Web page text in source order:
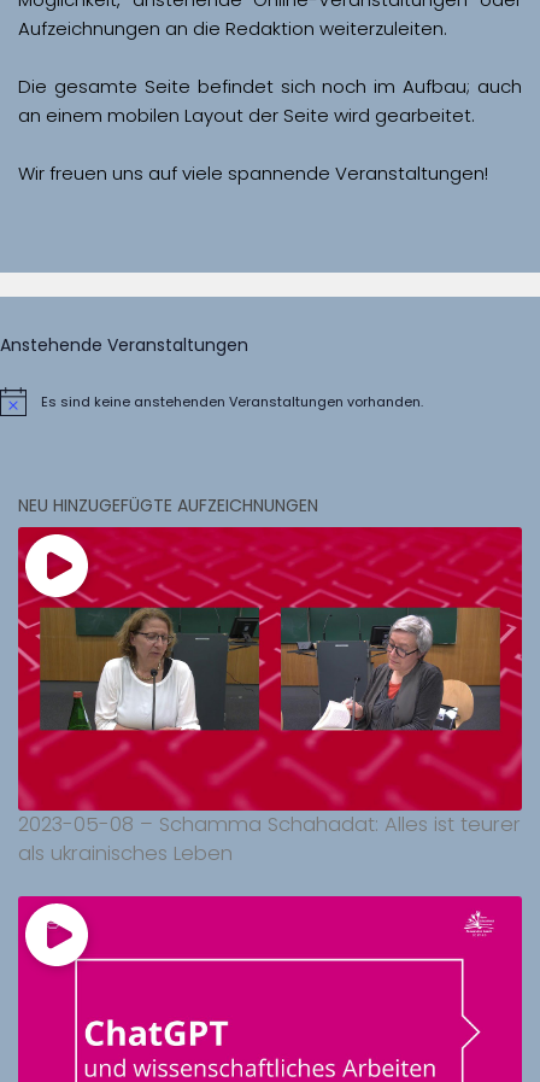
Aufzeichnungen an die Redaktion weiterzuleiten.
Die gesamte Seite befindet sich noch im Aufbau; auch
Wir freuen uns auf viele spannende Veranstaltungen!
Anstehende Veranstaltungen
HinweisEs sind keine anstehenden Veranstaltungen vorhanden.
NEU HINZUGEFÜGTE AUFZEICHNUNGEN
2023-05-08 – Schamma Schahadat: Alles ist teurer
als ukrainisches Leben